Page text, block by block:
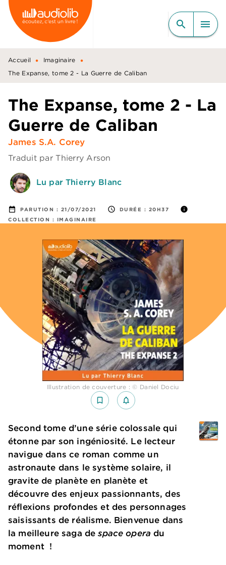
MENU RECHERCHE
CONTENU
PIED DE PAGE
search menu
Accueil • Imaginaire •
The Expanse, tome 2 - La Guerre de Caliban
The Expanse, tome 2 - La
Guerre de Caliban
James S.A. Corey
Traduit parThierry Arson
Lu par Thierry Blanc
date_range PARUTION : 21/07/2021 access_time DURÉE : 20H37 info
COLLECTION : IMAGINAIRE
Illustration de couverture : © Daniel Dociu
bookmark_border notifications_none_outlined
Second tome d’une série colossale qui
étonne par son ingéniosité. Le lecteur
navigue dans ce roman comme un
astronaute dans le système solaire, il
gravite de planète en planète et
découvre des enjeux passionnants, des
réflexions profondes et des personnages
saisissants de réalisme. Bienvenue dans
la meilleure saga despace opera du
moment !